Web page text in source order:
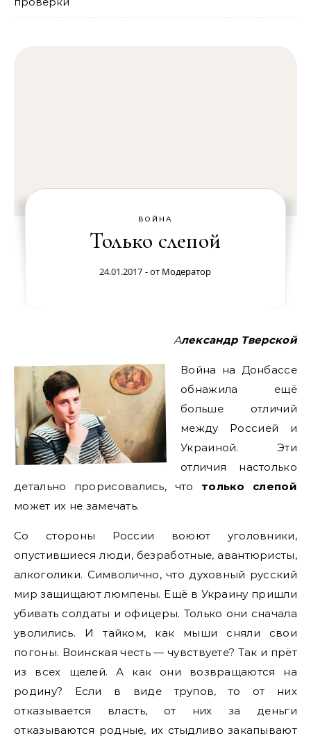
ВОЙНА
Только слепой
24.01.2017 - от Модератор
Александр Тверской
Война на Донбассе
обнажила ещё
больше отличий
между Россией и
Украиной. Эти
отличия настолько
детально прорисовались, что только слепой
может их не замечать.
Со стороны России воюют уголовники,
опустившиеся люди, безработные, авантюристы,
алкоголики. Символично, что духовный русский
мир защищают люмпены. Ещё в Украину пришли
убивать солдаты и офицеры. Только они сначала
уволились. И тайком, как мыши сняли свои
погоны. Воинская честь — чувствуете? Так и прёт
из всех щелей. А как они возвращаются на
родину? Если в виде трупов, то от них
отказывается власть, от них за деньги
отказываются родные, их стыдливо закапывают